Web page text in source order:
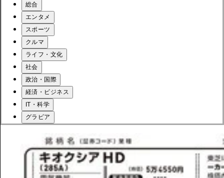
総合
エンタメ
スポーツ
クルマ
ライフ・文化
社会
政治・国際
経済・ビジネス
IT・科学
グラビア